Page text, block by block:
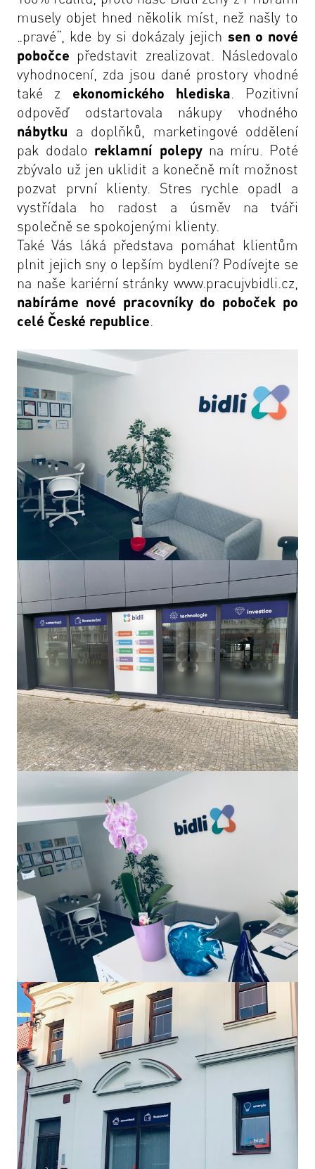
musely objet hned několik míst, než našly to
„pravé“, kde by si dokázaly jejich sen o nové
pobočce představit zrealizovat. Následovalo
vyhodnocení, zda jsou dané prostory vhodné
také z ekonomického hlediska. Pozitivní
odpověď odstartovala nákupy vhodného
nábytku a doplňků, marketingové oddělení
pak dodalo reklamní polepy na míru. Poté
zbývalo už jen uklidit a konečně mít možnost
pozvat první klienty. Stres rychle opadl a
vystřídala ho radost a úsměv na tváři
společně se spokojenými klienty.
Také Vás láká představa pomáhat klientům
plnit jejich sny o lepším bydlení? Podívejte se
na naše kariérní stránky www.pracujvbidli.cz,
nabíráme nové pracovníky do poboček po
celé České republice.